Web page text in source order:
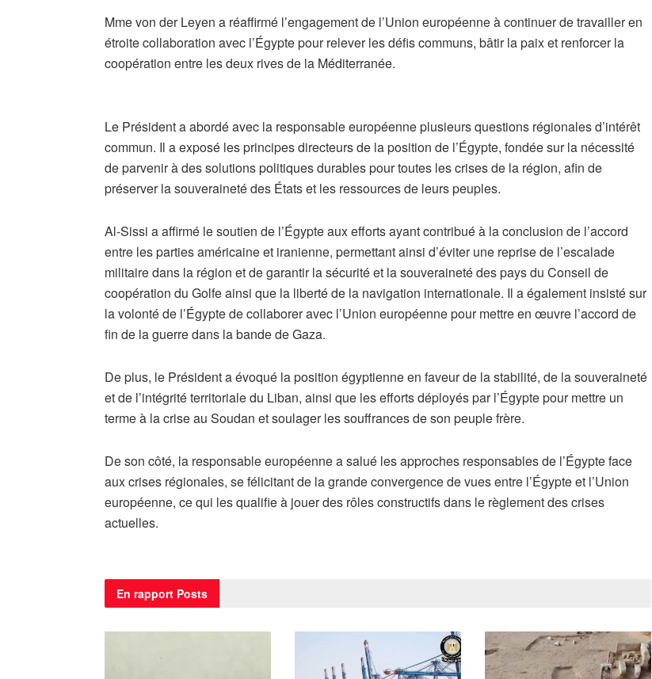
Mme von der Leyen a réaffirmé l’engagement de l’Union européenne à continuer de travailler en
étroite collaboration avec l’Égypte pour relever les défis communs, bâtir la paix et renforcer la
coopération entre les deux rives de la Méditerranée.
​Le Président a abordé avec la responsable européenne plusieurs questions régionales d’intérêt
commun. Il a exposé les principes directeurs de la position de l’Égypte, fondée sur la nécessité
de parvenir à des solutions politiques durables pour toutes les crises de la région, afin de
préserver la souveraineté des États et les ressources de leurs peuples.
Al-Sissi a affirmé le soutien de l’Égypte aux efforts ayant contribué à la conclusion de l’accord
entre les parties américaine et iranienne, permettant ainsi d’éviter une reprise de l’escalade
militaire dans la région et de garantir la sécurité et la souveraineté des pays du Conseil de
coopération du Golfe ainsi que la liberté de la navigation internationale. Il a également insisté sur
la volonté de l’Égypte de collaborer avec l’Union européenne pour mettre en œuvre l’accord de
fin de la guerre dans la bande de Gaza.
De plus, le Président a évoqué la position égyptienne en faveur de la stabilité, de la souveraineté
et de l’intégrité territoriale du Liban, ainsi que les efforts déployés par l’Égypte pour mettre un
terme à la crise au Soudan et soulager les souffrances de son peuple frère.
De son côté, la responsable européenne a salué les approches responsables de l’Égypte face
aux crises régionales, se félicitant de la grande convergence de vues entre l’Égypte et l’Union
européenne, ce qui les qualifie à jouer des rôles constructifs dans le règlement des crises
actuelles.
En rapport Posts